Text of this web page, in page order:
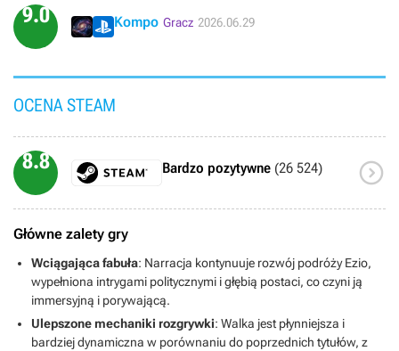
9.0 Kompo Gracz 2026.06.29
OCENA STEAM
8.8 Bardzo pozytywne (26 524) 
Główne zalety gry
Wciągająca fabuła: Narracja kontynuuje rozwój podróży Ezio,
wypełniona intrygami politycznymi i głębią postaci, co czyni ją
immersyjną i porywającą.
Ulepszone mechaniki rozgrywki: Walka jest płynniejsza i
bardziej dynamiczna w porównaniu do poprzednich tytułów, z